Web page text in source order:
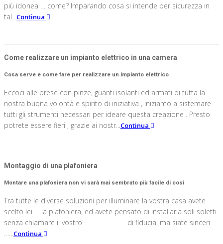
più idonea … come? Imparando cosa si intende per sicurezza in
tal...Continua
Come realizzare un impianto elettrico in una camera
Cosa serve e come fare per realizzare un impianto elettrico
Eccoci alle prese con pinze, guanti isolanti ed armati di tutta la
nostra buona volontà e spirito di iniziativa , iniziamo a sistemare
tutti gli strumenti necessari per ideare questa creazione . Presto
potrete essere fieri , grazie ai nostr... Continua
Montaggio di una plafoniera
Montare una plafoniera non vi sarà mai sembrato più facile di così
Tra tutte le diverse soluzioni per illuminare la vostra casa avete
scelto lei … la plafoniera, ed avete pensato di installarla soli soletti
senza chiamare il vostro
di fiducia, ma siate sinceri
…...Continua